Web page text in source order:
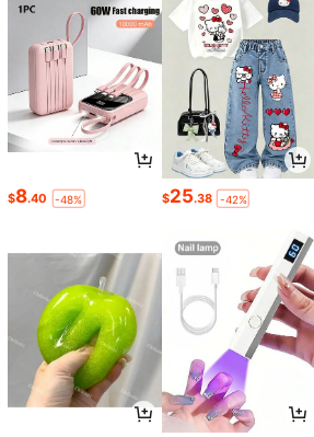
$8.40 -48% $25.38 -42%